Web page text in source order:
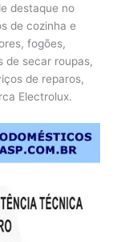
destaque no
de cozinha e
fogões,
de secar roupas,
de reparos,
Electrolux.